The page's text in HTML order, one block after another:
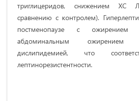
триглицеридов, снижением
сравнению с контролем).
постменопаузе с ожирением
абдоминальным ожирением
дислипидемией, что
лептинорезистентности.